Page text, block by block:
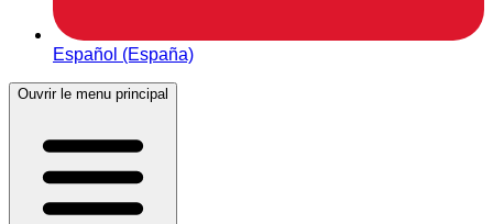
Español (España)
Ouvrir le menu principal